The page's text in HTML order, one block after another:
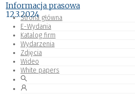
Strona główna
E-Wydania
Katalog firm
Wydarzenia
Zdjęcia
Wideo
White papers
Informacja prasowa
12.3.2024